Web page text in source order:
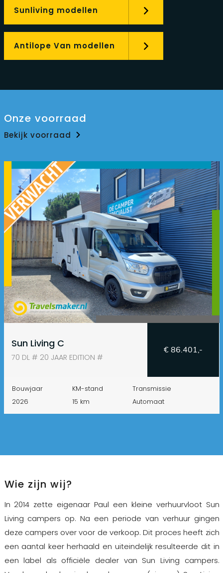
Sunliving modellen
Antilope Van modellen
Onze voorraad
Bekijk voorraad
Sun Living C
70 DL # 20 JAAR EDITION #
€ 86.401,-
Bouwjaar
2026
KM-stand
15 km
Transmissie
Automaat
Wie zijn wij?
In 2014 zette eigenaar Paul een kleine verhuurvloot Sun
Living campers op. Na een periode van verhuur gingen
deze campers over voor de verkoop. Dit proces heeft zich
een aantal keer herhaald en uiteindelijk resulteerde dit in
een label als officiële dealer van Sun Living campers.